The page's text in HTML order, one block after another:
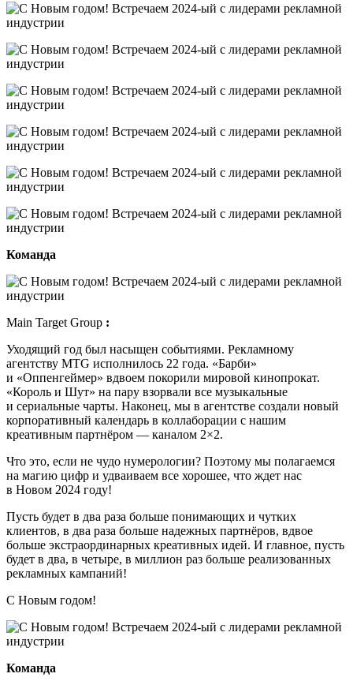
Команда
Main Target Group :
Уходящий год был насыщен событиями. Рекламному
агентству MTG исполнилось 22 года. «Барби»
и «Оппенгеймер» вдвоем покорили мировой кинопрокат.
«Король и Шут» на пару взорвали все музыкальные
и сериальные чарты. Наконец, мы в агентстве создали новый
корпоративный календарь в коллаборации с нашим
креативным партнёром — каналом 2×2.
Что это, если не чудо нумерологии? Поэтому мы полагаемся
на магию цифр и удваиваем все хорошее, что ждет нас
в Новом 2024 году!
Пусть будет в два раза больше понимающих и чутких
клиентов, в два раза больше надежных партнёров, вдвое
больше экстраординарных креативных идей. И главное, пусть
будет в два, в четыре, в миллион раз больше реализованных
рекламных кампаний!
С Новым годом!
Команда